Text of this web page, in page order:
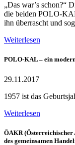
„Das war’s schon?“
die beiden POLO-
ihn überrascht und
Weiterlesen
POLO-KAL – ein
29.11.2017
1957 ist das
Weiterlesen
ÖAKR
des gemeinsamen